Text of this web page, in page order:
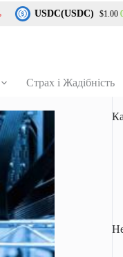
USDC(USDC) $1.00 0.00%
Страх і Жадібність